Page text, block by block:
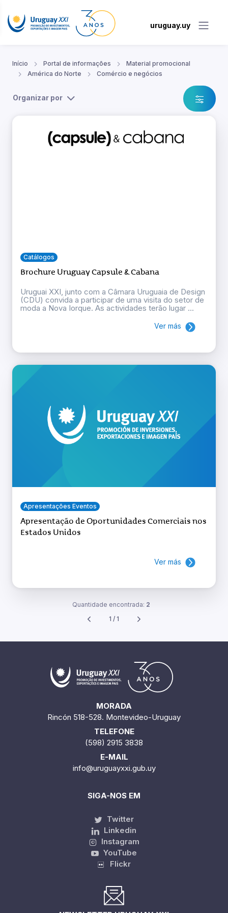
uruguay.uy
Início Portal de informações
Material promocional
América do Norte
Comércio e negócios
Organizar por
Catálogos
Brochure Uruguay Capsule & Cabana
Uruguai XXI, junto com a Câmara Uruguaia de Design
(CDU) convida a participar de uma visita do setor de
moda a Nova Iorque. As actividades terão lugar ...
Ver más
Apresentações Eventos
Apresentação de Oportunidades Comerciais nos
Estados Unidos
Ver más
Quantidade encontrada: 2
1 / 1
MORADA
Rincón 518-528. Montevideo-Uruguay
TELEFONE
(598) 2915 3838
E-MAIL
info@uruguayxxi.gub.uy
SIGA-NOS EM
Twitter
Linkedin
Instagram
YouTube
Flickr